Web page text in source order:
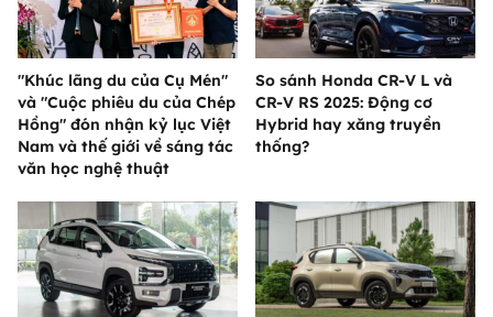
"Khúc lãng du của Cụ Mén"
và "Cuộc phiêu du của Chép
Hồng" đón nhận kỷ lục Việt
Nam và thế giới về sáng tác
văn học nghệ thuật
So sánh Honda CR-V L và
CR-V RS 2025: Động cơ
Hybrid hay xăng truyền
thống?